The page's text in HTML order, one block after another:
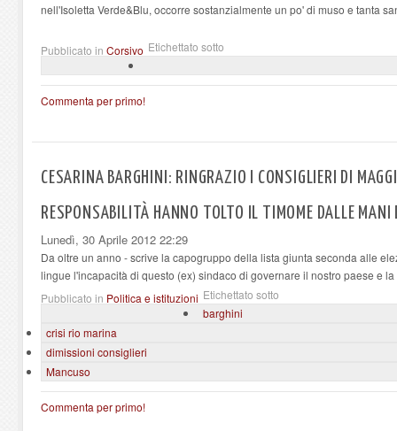
nell'Isoletta Verde&Blu, occorre sostanzialmente un po' di muso e tanta
Pubblicato in Corsivo Etichettato sotto
Commenta per primo!
CESARINA BARGHINI: RINGRAZIO I CONSIGLIERI DI
RESPONSABILITÀ HANNO TOLTO IL TIMOME DALLE MANI
Lunedì, 30 Aprile 2012 22:29
Da oltre un anno - scrive la capogruppo della lista giunta seconda alle
lingue l'incapacità di questo (ex) sindaco di governare il nostro paese e
Pubblicato in Politica e istituzioni Etichettato sotto
barghini
crisi rio marina
dimissioni consiglieri
Mancuso
Commenta per primo!